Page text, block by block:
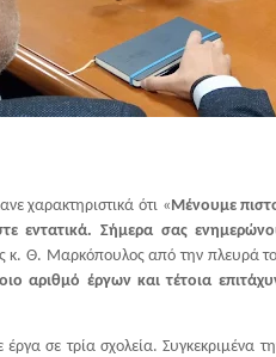
χαρακτηριστικά ότι «Μένουμε
εντατικά. Σήμερα σας
κ. Θ. Μαρκόπουλος από την πλευρά
αριθμό έργων και τέτοια
σε τρία σχολεία.